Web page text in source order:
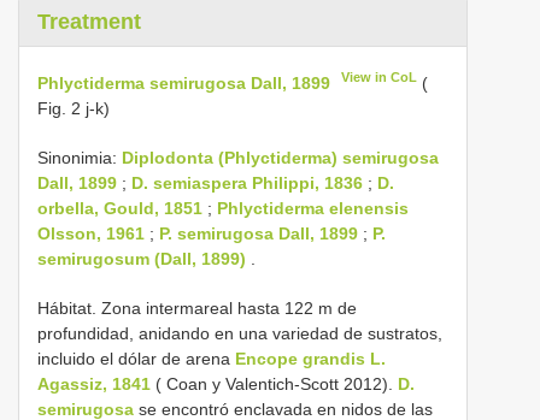
Treatment
Phlyctiderma semirugosa Dall, 1899 View in CoL (
Fig. 2 j-k)
Sinonimia: Diplodonta (Phlyctiderma) semirugosa
Dall, 1899 ; D. semiaspera Philippi, 1836 ; D.
orbella, Gould, 1851 ; Phlyctiderma elenensis
Olsson, 1961 ; P. semirugosa Dall, 1899 ; P.
semirugosum (Dall, 1899)
Hábitat. Zona intermareal hasta 122 m de
profundidad, anidando en una variedad de sustratos,
incluido el dólar de arena Encope grandis L.
Agassiz, 1841 ( Coan y Valentich-Scott 2012). D.
semirugosa se encontró enclavada en nidos de las